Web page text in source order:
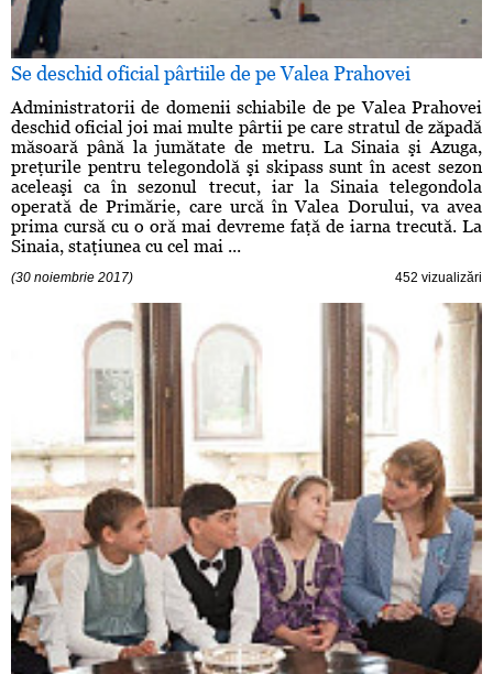
Se deschid oficial pârtiile de pe Valea Prahovei
Administratorii de domenii schiabile de pe Valea Prahovei
deschid oficial joi mai multe pârtii pe care stratul de zăpadă
măsoară până la jumătate de metru. La Sinaia şi Azuga,
preţurile pentru telegondolă şi skipass sunt în acest sezon
aceleaşi ca în sezonul trecut, iar la Sinaia telegondola
operată de Primărie, care urcă în Valea Dorului, va avea
prima cursă cu o oră mai devreme faţă de iarna trecută. La
Sinaia, staţiunea cu cel mai ...
(30 noiembrie 2017) 452 vizualizări